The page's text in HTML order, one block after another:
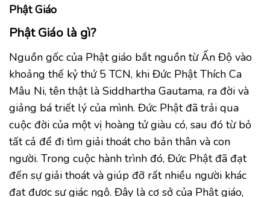
Phật Giáo
Phật Giáo là gì?
Nguồn gốc của Phật giáo bắt nguồn từ Ấn Độ vào
khoảng thế kỷ thứ 5 TCN, khi Đức Phật Thích Ca
Mâu Ni, tên thật là Siddhartha Gautama, ra đời và
giảng bá triết lý của mình. Đức Phật đã trải qua
cuộc đời của một vị hoàng tử giàu có, sau đó từ bỏ
tất cả để đi tìm giải thoát cho bản thân và con
người. Trong cuộc hành trình đó, Đức Phật đã đạt
đến sự giải thoát và giúp đỡ rất nhiều người khác
đạt được sự giác ngộ. Đây là cơ sở của Phật giáo,